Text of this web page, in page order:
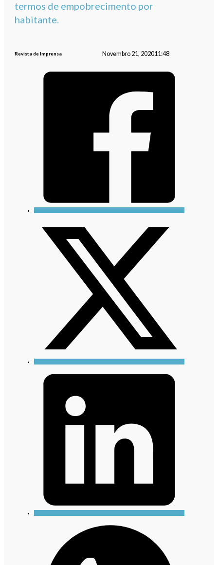
termos de empobrecimento por
habitante.
Revista de Imprensa Novembro 21, 202011:48